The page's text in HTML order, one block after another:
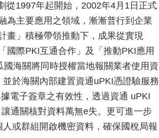
從1997年起開始，2002年4月1日正式
為主要應用之領域，漸漸普行到企業
畫」積極帶領推動下，成果從實現
國際PKI互通合作」及「推動PKI應用
海關將同時授權當地報關業者使用資
於海關內部建置資通uPKI憑證驗服務
電子簽章之有效性，透過資通 uPKI
通關核對資料萬無e失。更可進一步
或群組開啟機密資料，確保國稅局報